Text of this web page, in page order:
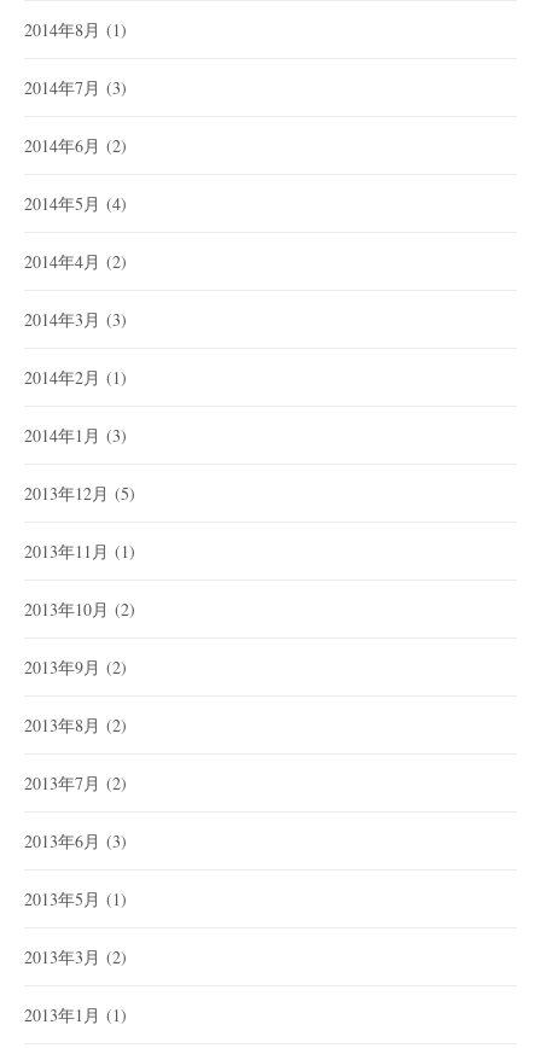
2014年8月 (1)
2014年7月 (3)
2014年6月 (2)
2014年5月 (4)
2014年4月 (2)
2014年3月 (3)
2014年2月 (1)
2014年1月 (3)
2013年12月 (5)
2013年11月 (1)
2013年10月 (2)
2013年9月 (2)
2013年8月 (2)
2013年7月 (2)
2013年6月 (3)
2013年5月 (1)
2013年3月 (2)
2013年1月 (1)